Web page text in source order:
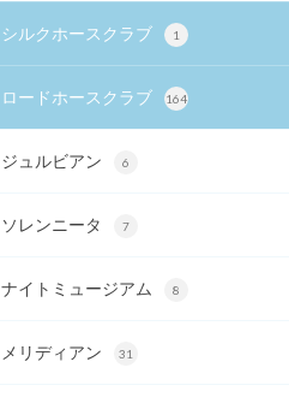
シルクホースクラブ 1
ロードホースクラブ 164
ジュルビアン 6
ソレンニータ 7
ナイトミュージアム 8
メリディアン 31